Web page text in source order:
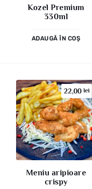
Kozel Premium
330ml
ADAUGĂ ÎN COȘ
22,00lei
Meniu aripioare
crispy